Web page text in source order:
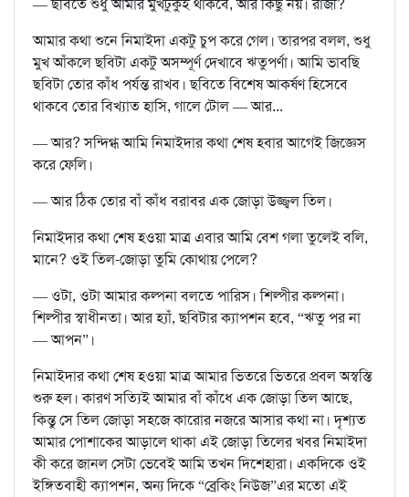
— ছবিতে শুধু আমার মুখটুকুই থাকবে, আর কিছু নয়। রাজী?
আমার কথা শুনে নিমাইদা একটু চুপ করে গেল। তারপর বলল, শুধু
মুখ আঁকলে ছবিটা একটু অসম্পূর্ণ দেখাবে ঋতুপর্ণা। আমি ভাবছি
ছবিটা তোর কাঁধ পর্যন্ত রাখব। ছবিতে বিশেষ আকর্ষণ হিসেবে
থাকবে তোর বিখ্যাত হাসি, গালে টোল — আর...
— আর? সন্দিগ্ধ আমি নিমাইদার কথা শেষ হবার আগেই জিজ্ঞেস
করে ফেলি।
— আর ঠিক তোর বাঁ কাঁধ বরাবর এক জোড়া উজ্জ্বল তিল।
নিমাইদার কথা শেষ হওয়া মাত্র এবার আমি বেশ গলা তুলেই বলি,
মানে? ওই তিল-জোড়া তুমি কোথায় পেলে?
— ওটা, ওটা আমার কল্পনা বলতে পারিস। শিল্পীর কল্পনা।
শিল্পীর স্বাধীনতা। আর হ্যাঁ, ছবিটার ক্যাপশন হবে, “ঋতু পর না
— আপন”।
নিমাইদার কথা শেষ হওয়া মাত্র আমার ভিতরে ভিতরে প্রবল অস্বস্তি
শুরু হল। কারণ সত্যিই আমার বাঁ কাঁধে এক জোড়া তিল আছে,
কিন্তু সে তিল জোড়া সহজে কারোর নজরে আসার কথা না। দৃশ্যত
আমার পোশাকের আড়ালে থাকা এই জোড়া তিলের খবর নিমাইদা
কী করে জানল সেটা ভেবেই আমি তখন দিশেহারা। একদিকে ওই
ইঙ্গিতবাহী ক্যাপশন, অন্য দিকে “ব্রেকিং নিউজ”এর মতো এই